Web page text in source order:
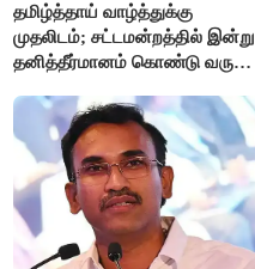
தமிழ்த்தாய் வாழ்த்துக்கு
முதலிடம்; சட்டமன்றத்தில் இன்று
தனித்தீர்மானம் கொண்டு வரும்